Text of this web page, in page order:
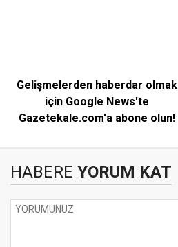
Gelişmelerden haberdar olmak
için Google News'te
Gazetekale.com'a abone olun!
HABERE YORUM KAT